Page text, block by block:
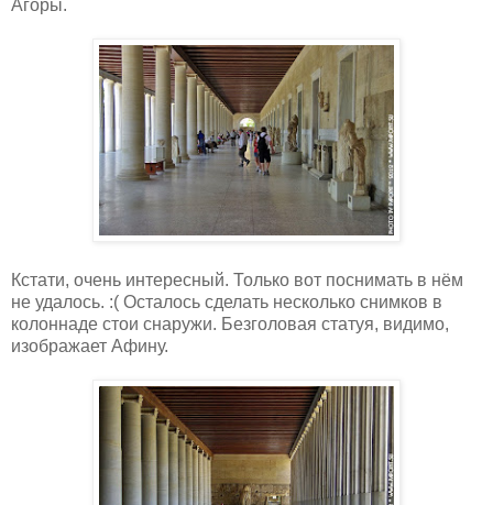
Агоры.
Кстати, очень интересный. Только вот поснимать в нём
не удалось. :( Осталось сделать несколько снимков в
колоннаде стои снаружи. Безголовая статуя, видимо,
изображает Афину.